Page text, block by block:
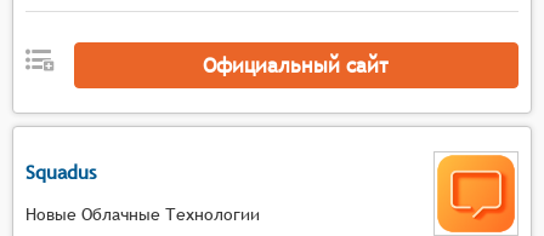
Официальный сайт
Squadus
Новые Облачные Технологии